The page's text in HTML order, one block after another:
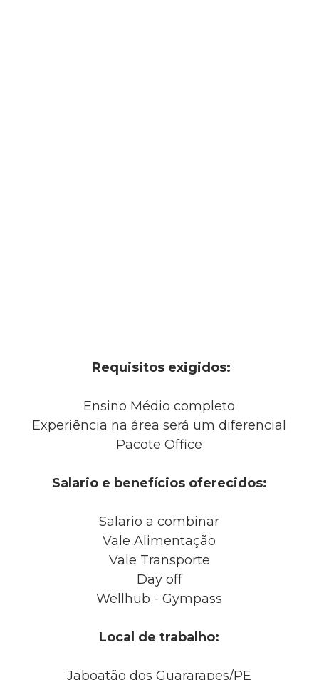
Requisitos exigidos:
Ensino Médio completo
Experiência na área será um diferencial
Pacote Office
Salario e benefícios oferecidos:
Salario a combinar
Vale Alimentação
Vale Transporte
Day off
Wellhub - Gympass
Local de trabalho:
Jaboatão dos Guararapes/PE